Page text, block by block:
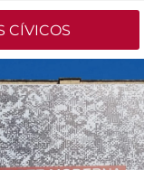
CÍVICOS